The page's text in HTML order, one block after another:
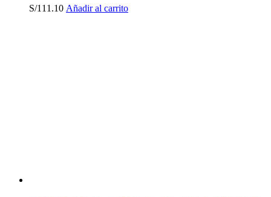
S/111.10 Añadir al carrito